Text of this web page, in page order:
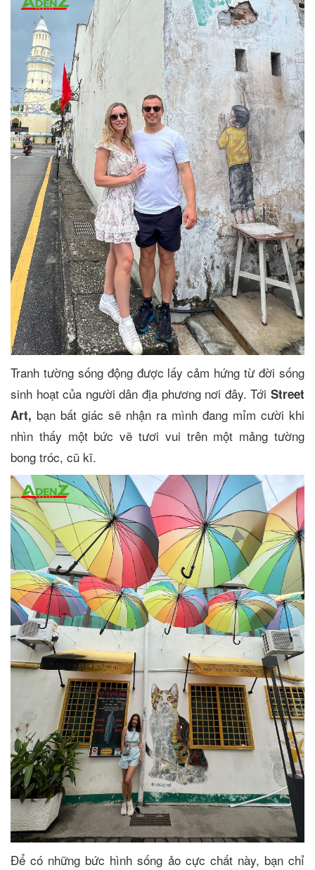
Tranh tường sống động được lấy cảm hứng từ đời sống
sinh hoạt của người dân địa phương nơi đây. Tới Street
Art, bạn bất giác sẽ nhận ra mình đang mỉm cười khi
nhìn thấy một bức vẽ tươi vui trên một mảng tường
bong tróc, cũ kĩ.
Để có những bức hình sống ảo cực chất này, bạn chỉ